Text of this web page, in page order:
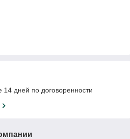
14 дней по договоренности